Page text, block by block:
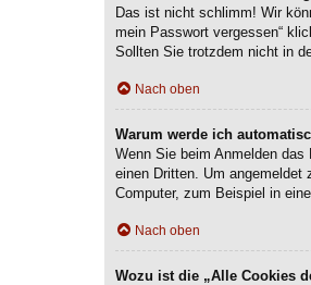
Das ist nicht schlimm! Wir
mein Passwort vergessen“
Sollten Sie trotzdem nicht in
Nach oben
Warum werde ich
Wenn Sie beim Anmelden
einen Dritten. Um angemeldet
Computer, zum Beispiel in
Nach oben
Wozu ist die „Alle Cookies